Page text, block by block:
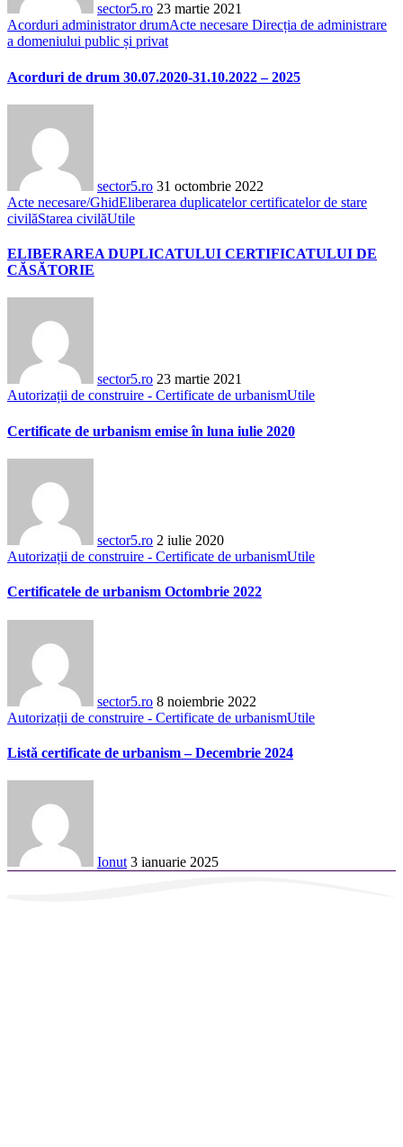
sector5.ro 23 martie 2021
Acorduri administrator drumActe necesare Direcția de administrare
a domeniului public și privat
Acorduri de drum 30.07.2020-31.10.2022 – 2025
sector5.ro 31 octombrie 2022
Acte necesare/GhidEliberarea duplicatelor certificatelor de stare
civilăStarea civilăUtile
ELIBERAREA DUPLICATULUI CERTIFICATULUI DE
CĂSĂTORIE
sector5.ro 23 martie 2021
Autorizații de construire - Certificate de urbanismUtile
Certificate de urbanism emise în luna iulie 2020
sector5.ro 2 iulie 2020
Autorizații de construire - Certificate de urbanismUtile
Certificatele de urbanism Octombrie 2022
sector5.ro 8 noiembrie 2022
Autorizații de construire - Certificate de urbanismUtile
Listă certificate de urbanism – Decembrie 2024
Ionut 3 ianuarie 2025